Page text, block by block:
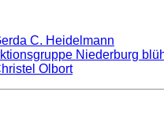
C. Heidelmann
Niederburg
Olbort